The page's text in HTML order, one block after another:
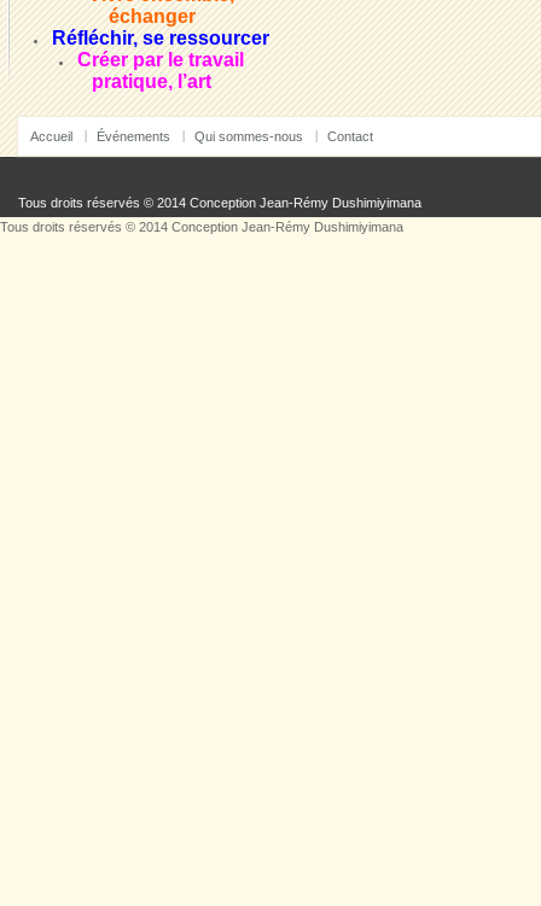
échanger
Réfléchir, se ressourcer
Créer par le travail
pratique, l’art
Accueil Événements Qui sommes-nous Contact
Tous droits réservés © 2014 Conception Jean-Rémy Dushimiyimana
Tous droits réservés © 2014 Conception Jean-Rémy Dushimiyimana